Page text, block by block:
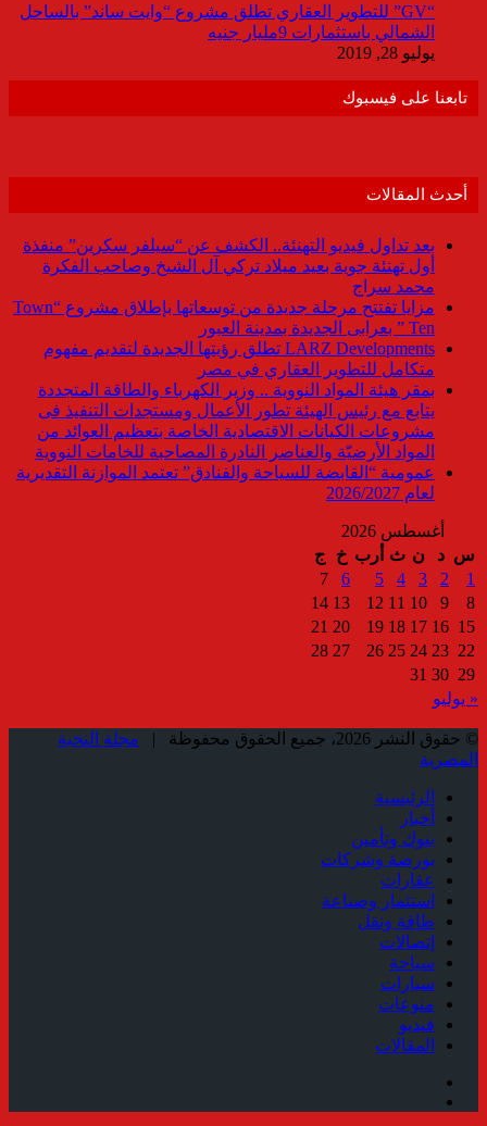
“GV” للتطوير العقاري تطلق مشروع “وايت ساند” بالساحل
الشمالي باستثمارات 9مليار جنيه
يوليو 28, 2019
تابعنا على فيسبوك
أحدث المقالات
بعد تداول فيديو التهنئة.. الكشف عن “سيلفر سكرين” منفذة
أول تهنئة جوية بعيد ميلاد تركي آل الشيخ وصاحب الفكرة
محمد سراج
مزايا تفتتح مرحلة جديدة من توسعاتها بإطلاق مشروع “Town
Ten ” بعرابى الجديدة بمدينة العبور
LARZ Developments تطلق رؤيتها الجديدة لتقديم مفهوم
متكامل للتطوير العقاري في مصر
بمقر هيئة المواد النووية .. وزير الكهرباء والطاقة المتجددة
يتابع مع رئيس الهيئة تطور الأعمال ومستجدات التنفيذ فى
مشروعات الكيانات الاقتصادية الخاصة بتعظيم العوائد من
المواد الأرضيّة والعناصر النادرة المصاحبة للخامات النووية
عمومية “القابضة للسياحة والفنادق” تعتمد الموازنة التقديرية
لعام 2026/2027
أغسطس 2026
س د ن ث أرب خ
ج
1
2
3
4
5
6
7
8
9
10
11
12
13
14
15
16
17
18
19
20
21
22
23
24
25
26
27
28
29
30
31
« يوليو
© حقوق النشر 2026، جميع الحقوق محفوظة |
مجلة النخبة
المصرية
الرئيسية
أخبار
بنوك وتأمين
بورصة وشركات
عقارات
استثمار وصناعة
طاقة ونقل
إتصالات
سياحة
سيارات
منوعات
فيديو
المقالات